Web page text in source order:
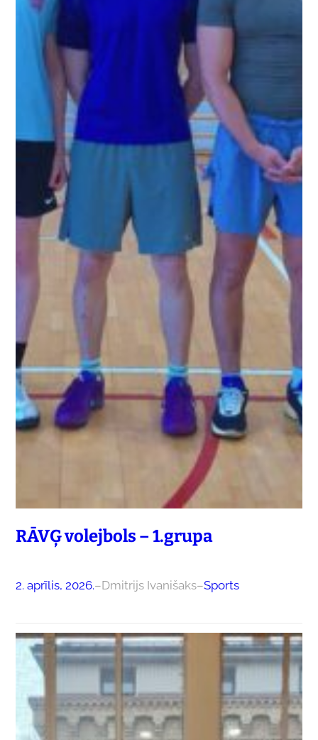
RĀVĢ volejbols – 1.grupa
2. aprīlis, 2026.–Dmitrijs Ivanišaks–Sports